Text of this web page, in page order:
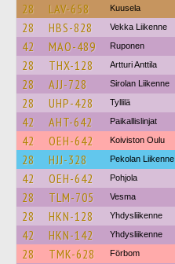
28 LAV-658 Kuusela
28 HBS-828 Vekka Liikenne
42 MAO-489 Ruponen
28 THX-128 Artturi Anttila
28 AJJ-728 Sirolan Liikenne
28 UHP-428 Tyllilä
42 AHT-642 Paikallislinjat
42 OEH-642 Koiviston Oulu
28 HJJ-328 Pekolan Liikenne
42 OEH-642 Pohjola
28 TLM-705 Vesma
28 HKN-128 Yhdysliikenne
42 HKN-142 Yhdysliikenne
28 TMK-628 Förbom